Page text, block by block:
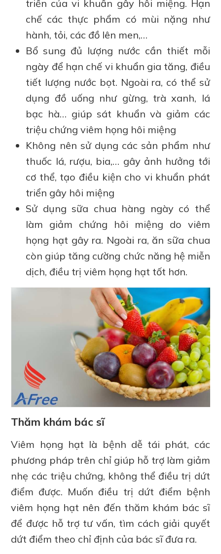
triển của vi khuẩn gây hôi miệng. Hạn
chế các thực phẩm có mùi nặng như
hành, tỏi, các đồ lên men,…
Bổ sung đủ lượng nước cần thiết mỗi
ngày để hạn chế vi khuẩn gia tăng, điều
tiết lượng nước bọt. Ngoài ra, có thể sử
dụng đồ uống như gừng, trà xanh, lá
bạc hà… giúp sát khuẩn và giảm các
triệu chứng viêm họng hôi miệng
Không nên sử dụng các sản phẩm như
thuốc lá, rượu, bia,… gây ảnh hưởng tới
cơ thể, tạo điều kiện cho vi khuẩn phát
triển gây hôi miệng
Sử dụng sữa chua hàng ngày có thể
làm giảm chứng hôi miệng do viêm
họng hạt gây ra. Ngoài ra, ăn sữa chua
còn giúp tăng cường chức năng hệ miễn
dịch, điều trị viêm họng hạt tốt hơn.
Thăm khám bác sĩ
Viêm họng hạt là bệnh dễ tái phát, các
phương pháp trên chỉ giúp hỗ trợ làm giảm
nhẹ các triệu chứng, không thể điều trị dứt
điểm được. Muốn điều trị dứt điểm bệnh
viêm họng hạt nên đến thăm khám bác sĩ
để được hỗ trợ tư vấn, tìm cách giải quyết
dứt điểm theo chỉ định của bác sĩ đưa ra.